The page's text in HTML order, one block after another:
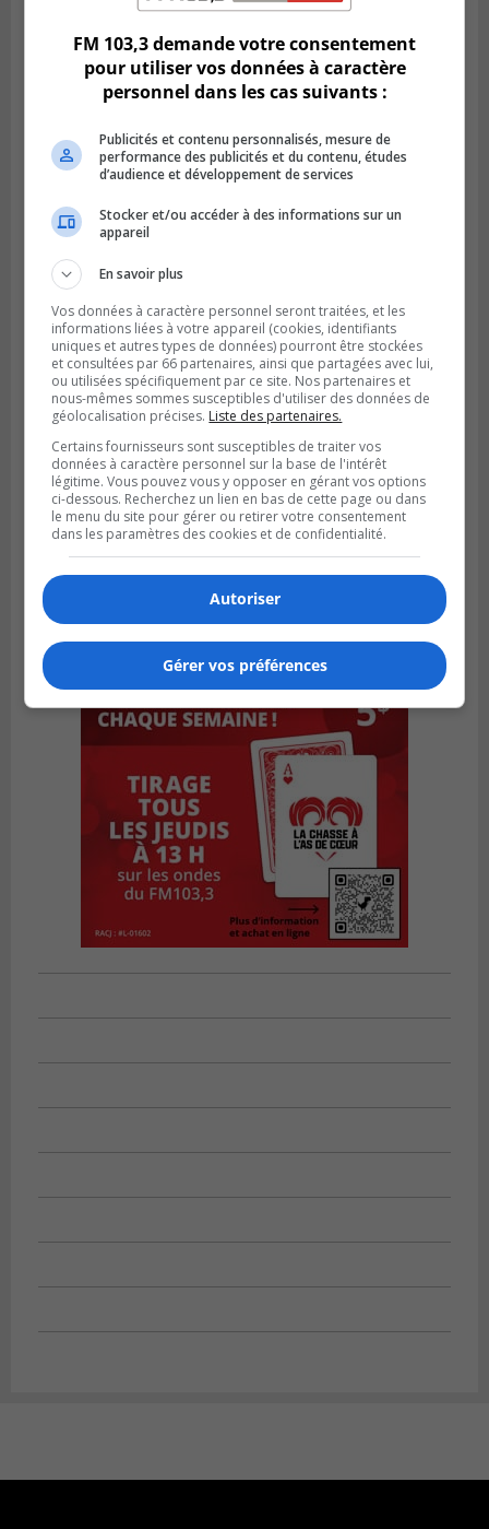
SAINT-CATHERINE
Publié le 30 juillet 2026 à 07h58
Sainte-Catherine prolonge son aide
financière au Complexe Le Partage
FM 103,3 demande votre consentement
pour utiliser vos données à caractère
personnel dans les cas suivants :
Publicités et contenu personnalisés, mesure de
performance des publicités et du contenu, études
d’audience et développement de services
Stocker et/ou accéder à des informations sur un
appareil
En savoir plus
Vos données à caractère personnel seront traitées, et les
informations liées à votre appareil (cookies, identifiants
uniques et autres types de données) pourront être stockées
et consultées par 66 partenaires, ainsi que partagées avec lui,
ou utilisées spécifiquement par ce site. Nos partenaires et
nous-mêmes sommes susceptibles d'utiliser des données de
géolocalisation précises. Liste des partenaires.
Certains fournisseurs sont susceptibles de traiter vos
données à caractère personnel sur la base de l'intérêt
légitime. Vous pouvez vous y opposer en gérant vos options
ci-dessous. Recherchez un lien en bas de cette page ou dans
le menu du site pour gérer ou retirer votre consentement
dans les paramètres des cookies et de confidentialité.
Autoriser
Gérer vos préférences